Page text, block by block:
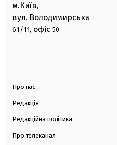
м.Київ,
вул. Володимирська
61/11, офіс 50
Про нас
Редакція
Редакційна політика
Про телеканал